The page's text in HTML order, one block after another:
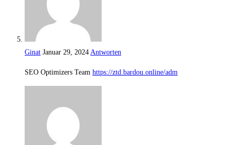
Ginat Januar 29, 2024 Antworten
SEO Optimizers Team https://ztd.bardou.online/adm